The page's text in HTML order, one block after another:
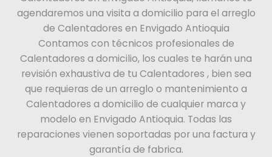
agendaremos una visita a domicilio para el arreglo
de Calentadores en Envigado Antioquia
Contamos con técnicos profesionales de
Calentadores a domicilio, los cuales te harán una
revisión exhaustiva de tu Calentadores , bien sea
que requieras de un arreglo o mantenimiento a
Calentadores a domicilio de cualquier marca y
modelo en Envigado Antioquia. Todas las
reparaciones vienen soportadas por una factura y
garantía de fabrica.